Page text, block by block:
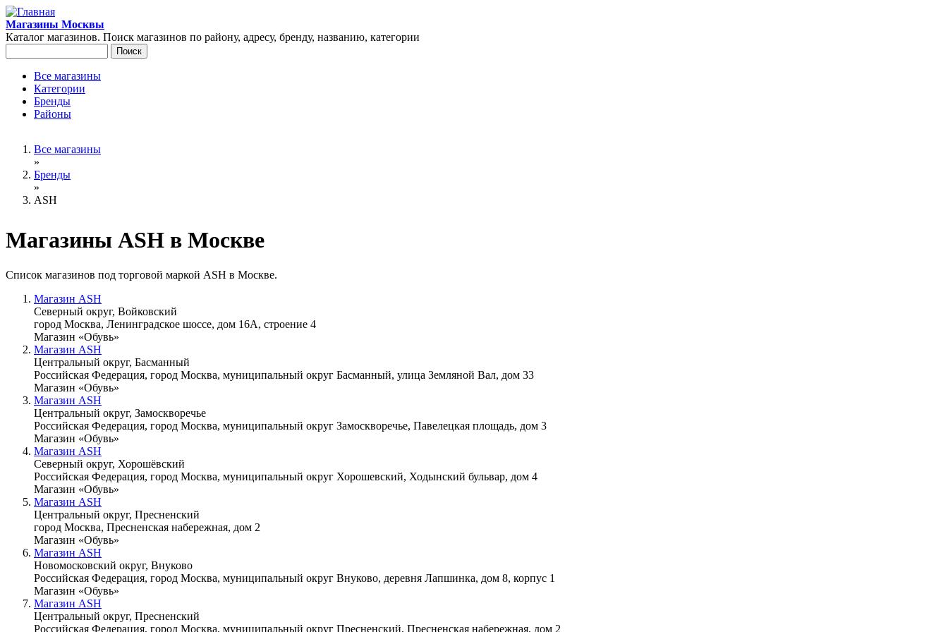
Перейти к основному содержанию
Магазины Москвы
Каталог магазинов. Поиск магазинов по району, адресу, бренду, названию, категории
Главное меню
Все магазины
Категории
Бренды
Районы
Вы здесьВсе магазины
»
Бренды
»
ASH
Магазины ASH в Москве
Список магазинов под торговой маркой ASH в Москве.
Магазин ASH
Северный округ, Войковский
город Москва, Ленинградское шоссе, дом 16А, строение 4
Магазин «Обувь»
Магазин ASH
Центральный округ, Басманный
Российская Федерация, город Москва, муниципальный округ Басманный, улица Земляной Вал, дом 33
Магазин «Обувь»
Магазин ASH
Центральный округ, Замоскворечье
Российская Федерация, город Москва, муниципальный округ Замоскворечье, Павелецкая площадь, дом 3
Магазин «Обувь»
Магазин ASH
Северный округ, Хорошёвский
Российская Федерация, город Москва, муниципальный округ Хорошевский, Ходынский бульвар, дом 4
Магазин «Обувь»
Магазин ASH
Центральный округ, Пресненский
город Москва, Пресненская набережная, дом 2
Магазин «Обувь»
Магазин ASH
Новомосковский округ, Внуково
Российская Федерация, город Москва, муниципальный округ Внуково, деревня Лапшинка, дом 8, корпус 1
Магазин «Обувь»
Магазин ASH
Центральный округ, Пресненский
Российская Федерация, город Москва, муниципальный округ Пресненский, Пресненская набережная, дом 2